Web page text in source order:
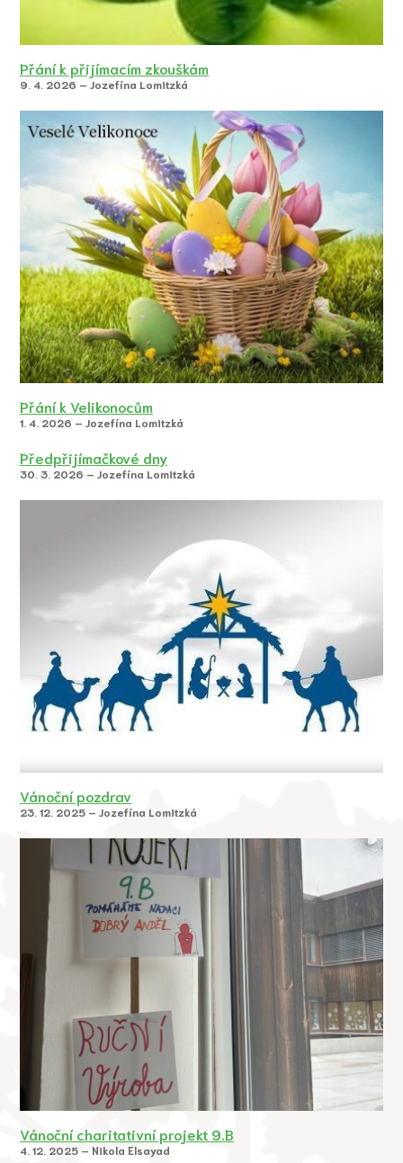
Přání k přijímacím zkouškám
9. 4. 2026 – Jozefína Lomitzká
Přání k Velikonocům
1. 4. 2026 – Jozefína Lomitzká
Předpřijímačkové dny
30. 3. 2026 – Jozefína Lomitzká
Vánoční pozdrav
23. 12. 2025 – Jozefína Lomitzká
Vánoční charitativní projekt 9.B
4. 12. 2025 – Nikola Elsayad